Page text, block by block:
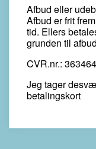
Afbud eller
Afbud er frit
tid. Ellers
grunden til
CVR.nr.:
Jeg tager
betalingskort